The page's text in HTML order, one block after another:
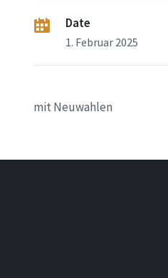
Date
1. Februar 2025
mit Neuwahlen